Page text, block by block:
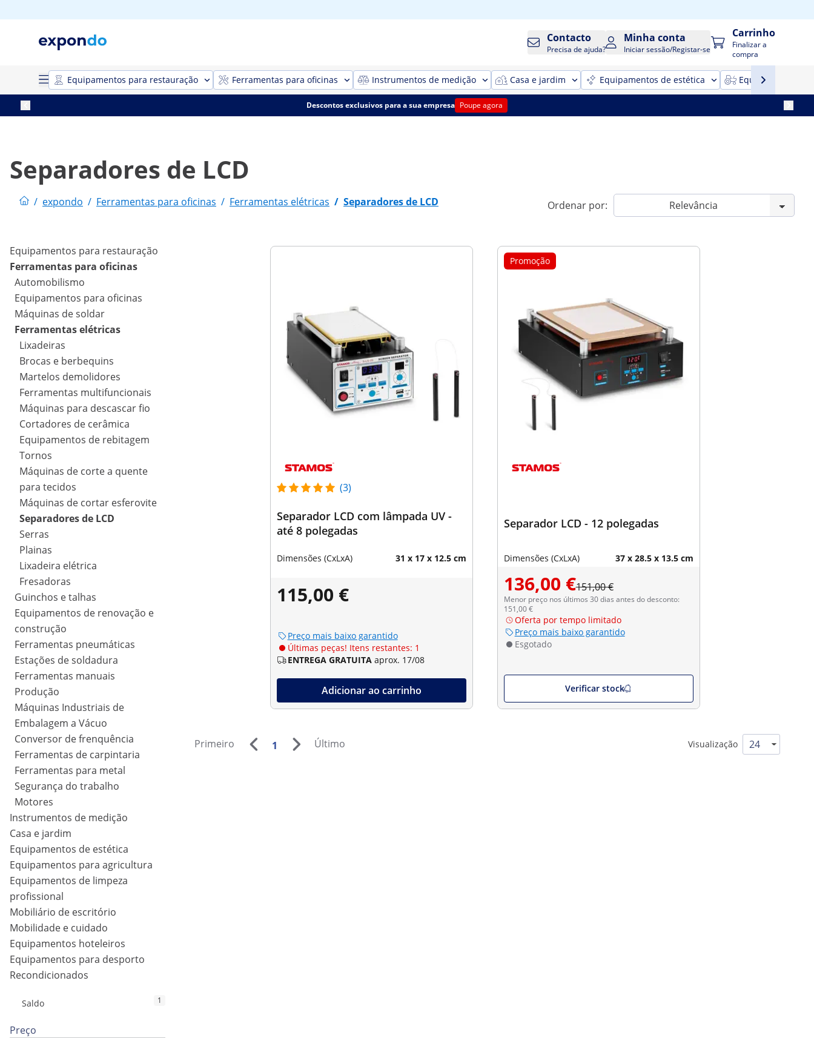
Contacto
Precisa de ajuda?
Minha conta
Iniciar sessão/Registar-se
Carrinho
Finalizar a
compra
Equipamentos para restauração Ferramentas para oficinas Instrumentos de medição Casa e jardim Equipamentos de estética Equipamentos
Descontos exclusivos para a sua empresa Poupe agora
Separadores de LCD
/ expondo / Ferramentas para oficinas / Ferramentas elétricas / Separadores de LCD Ordenar por:
Equipamentos para restauração
Ferramentas para oficinas
Automobilismo
Equipamentos para oficinas
Máquinas de soldar
Ferramentas elétricas
Lixadeiras
Brocas e berbequins
Martelos demolidores
Ferramentas multifuncionais
Máquinas para descascar fio
Cortadores de cerâmica
Equipamentos de rebitagem
Tornos
Máquinas de corte a quente
para tecidos
Máquinas de cortar esferovite
Separadores de LCD
Serras
Plainas
Lixadeira elétrica
Fresadoras
Guinchos e talhas
Equipamentos de renovação e
construção
Ferramentas pneumáticas
Estações de soldadura
Ferramentas manuais
Produção
Máquinas Industriais de
Embalagem a Vácuo
Conversor de frenquência
Ferramentas de carpintaria
Ferramentas para metal
Segurança do trabalho
Motores
Instrumentos de medição
Casa e jardim
Equipamentos de estética
Equipamentos para agricultura
Equipamentos de limpeza
profissional
Mobiliário de escritório
Mobilidade e cuidado
Equipamentos hoteleiros
Equipamentos para desporto
Recondicionados
Saldo 1
Preço
(3)
Separador LCD com lâmpada UV -
até 8 polegadas
Dimensões (CxLxA) 31 x 17 x 12.5 cm
115,00 €
Preço mais baixo garantido
Últimas peças! Itens restantes: 1
ENTREGA GRATUITA aprox. 17/08
Adicionar ao carrinho
Promoção
Separador LCD - 12 polegadas
Dimensões (CxLxA) 37 x 28.5 x 13.5 cm
136,00 €151,00 €
Menor preço nos últimos 30 dias antes do desconto:
151,00 €
Oferta por tempo limitado
Preço mais baixo garantido
Esgotado
Verificar stock
Primeiro 1 Último Visualização